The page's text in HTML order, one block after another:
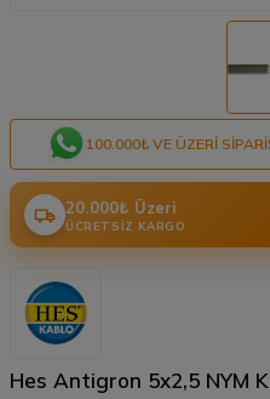
100.000₺ VE ÜZERI
20.000₺ Üzeri
ÜCRETSIZ KARGO
Hes Antigron 5x2,5 NYM